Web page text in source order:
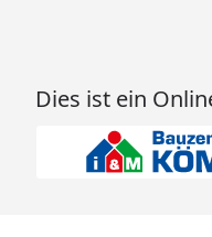
Dies ist ein